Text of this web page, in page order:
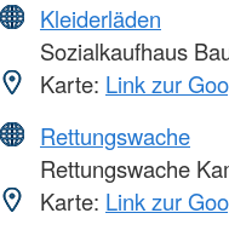
Kleiderläden
Sozialkaufhaus
Karte: Link zur
Rettungswache
Rettungswache
Karte: Link zur